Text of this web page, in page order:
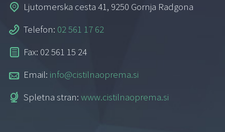
Ljutomerska cesta 41, 9250 Gornja Radgona
Telefon: 02 561 17 62
Fax: 02 561 15 24
Email: info@cistilnaoprema.si
Spletna stran: www.cistilnaoprema.si